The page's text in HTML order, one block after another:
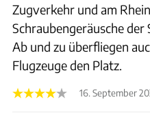
Zugverkehr und am
Schraubengeräusche
Ab und zu überfliegen
Flugzeuge den Platz.
16. September